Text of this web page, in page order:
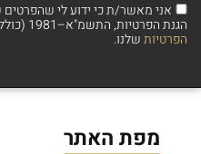
אני מאשר/ת כי ידוע לי
הגנת הפרטיות, התשמ"א–1981 (כולל תיקון 13), ובהתאם ל
הפרטיותשלנו.
מפת האתר